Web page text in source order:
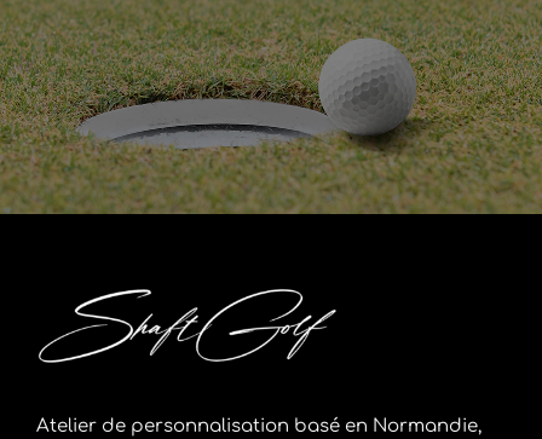
Atelier de personnalisation basé en Normandie,